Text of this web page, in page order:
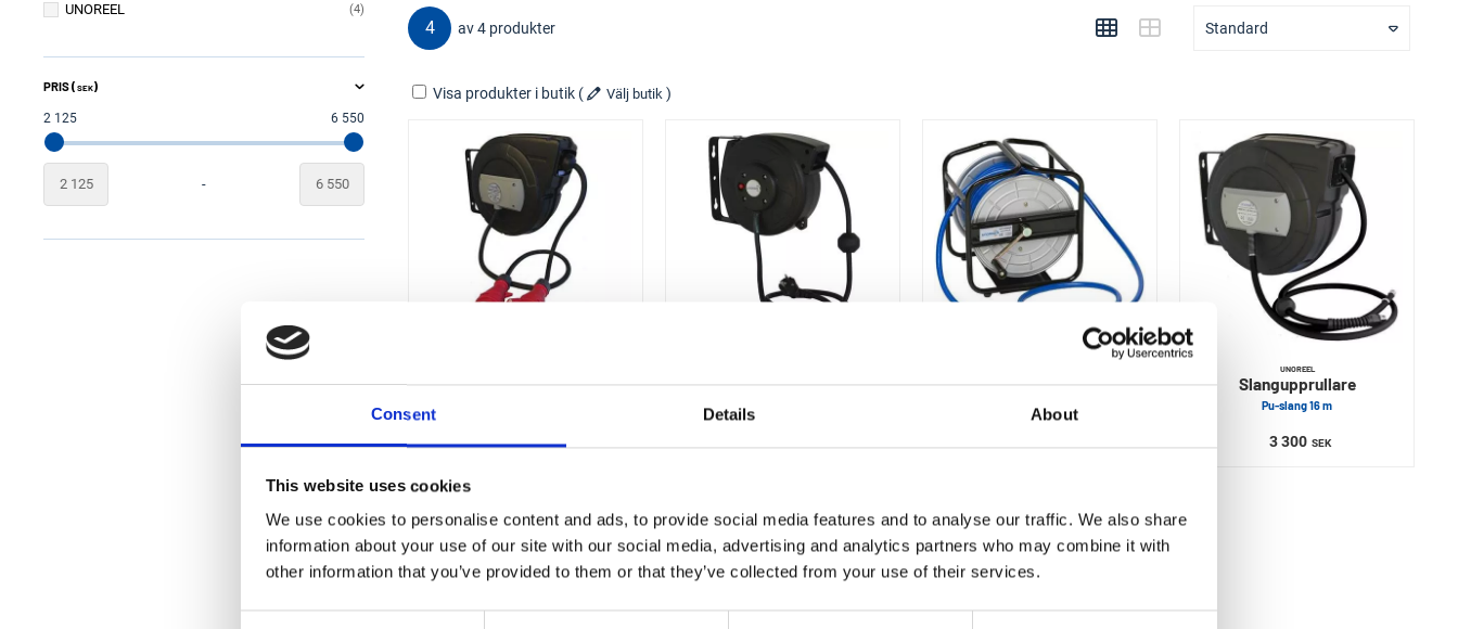
Consent Details About
This website uses cookies
We use cookies to personalise content and ads, to provide social media features and to analyse our traffic. We also share
information about your use of our site with our social media, advertising and analytics partners who may combine it with
other information that you’ve provided to them or that they’ve collected from your use of their services.
4
UNOREEL
PRIS ( SEK)
2 125 6 550
-
4 av 4 produkter Standard
Visa produkter i butik ( Välj butik )
Kabelupprullare
6 550SEK
Kabelupprullare Slangupprullare
UNOREEL
Slangupprullare
Pu-slang 16 m
3 300 SEK